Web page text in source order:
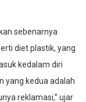
diet plastik, yang
kedalam diri
kedua adalah
reklamasi,” ujar